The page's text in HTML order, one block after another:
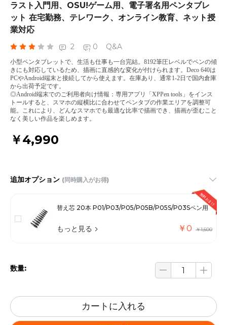
ラスト入門用、OSU!ゲーム用、電子署名用ペンタブレ
ット 在宅勤務、テレワーク、オンライン教育、ネット授
業対応
2 0 Q&A
小型ペンタブレットで、生活も仕事も一台完結。8192筆圧レベルでペンの傾
きにも対応しているため、描画に直感的な変化が付けられます。Deco 640は
PCやAndroid端末と接続してから使えます。在庫あり、通常1-2日で国内倉庫
から出荷予定です。
◎Android端末でのご利用者向け情報：専用アプリ「XPPen tools」をインス
トールすると、スマホの縦横比に合わせてペンタブの作業エリアを調整可
能。これにより、どんなスマホでも最適な比率で描画でき、描画が歪むこと
なく美しい作品を楽しめます。
￥4,990
追加オプション (同時購入がお得)
替え芯 20本 P01/P03/P05/P05B/P05S/P03Sペン用
もっと見る ￥0 ￥1,500
無料おまけ
数量:
カートに入れる